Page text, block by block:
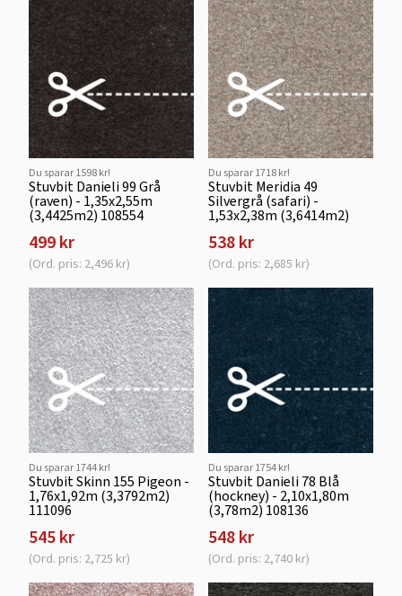
Du sparar 1598 kr!
Stuvbit Danieli 99 Grå
(raven) - 1,35x2,55m
(3,4425m2) 108554
499 kr
(Ord. pris: 2,496 kr)
Du sparar 1718 kr!
Stuvbit Meridia 49
Silvergrå (safari) -
1,53x2,38m (3,6414m2)
538 kr
(Ord. pris: 2,685 kr)
Du sparar 1744 kr!
Stuvbit Skinn 155 Pigeon -
1,76x1,92m (3,3792m2)
111096
545 kr
(Ord. pris: 2,725 kr)
Du sparar 1754 kr!
Stuvbit Danieli 78 Blå
(hockney) - 2,10x1,80m
(3,78m2) 108136
548 kr
(Ord. pris: 2,740 kr)